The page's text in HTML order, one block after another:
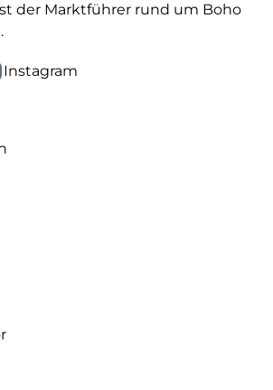
der Marktführer rund um Boho
Instagram